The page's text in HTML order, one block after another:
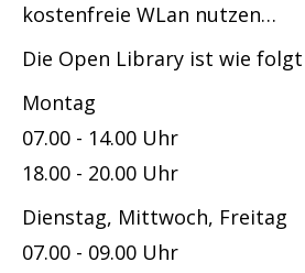
kostenfreie WLan nutzen…
Die Open Library ist wie
Montag
07.00 - 14.00 Uhr
18.00 - 20.00 Uhr
Dienstag, Mittwoch, Freitag
07.00 - 09.00 Uhr